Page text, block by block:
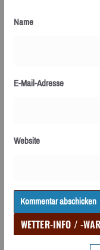
Name
E-Mail-Adresse
Website
WETTER-INFO / -